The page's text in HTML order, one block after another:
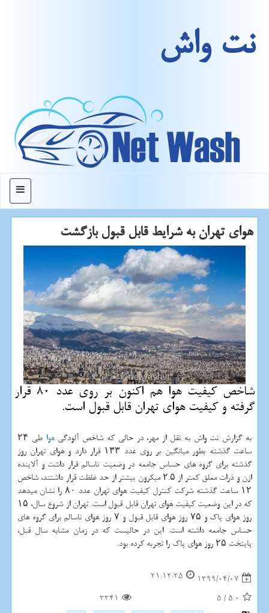
نت واش
منو
هوای تهران به شرایط قابل قبول بازگشت
شاخص كیفیت هوا هم اكنون بر روی عدد 80 قرار
گرفته و كیفیت هوای تهران قابل قبول است.
به گزارش نت واش به نقل از مهر، در حالی که شاخص آلودگیهوا
طی ۲۴
ساعت گذشته بطور میانگین بر روی عدد ۱۳۳ قرار دارد و هوای تهران روز
گذشته برای گروه های حساس جامعه در وضعیت ناسالم قرار داشت و آلاینده
ازن و ذرات معلق کمتر از ۲.۵ میکرون بیشتر از حد غلظت قرار داشتند، شاخص
۱۲ ساعت گذشته شرکت کنترل کیفیت هوای تهران عدد ۸۰ را نشان میدهد
که در این وضعیت کیفیت هوای تهران قابل قبول است. تهران از شروع سال، ۱۵
روز هوای پاک و ۷۵ روز هوای قابل قبول و ۷ روز هوای ناسالم برای گروه های
حساس جامعه داشته است. این در حالیست که در زمان مشابه سال قبل،
پایتخت ۲۵ روز هوای پاک را تجربه کرده بود.
1399/04/07
21:12:25
5.0
/
5
3341